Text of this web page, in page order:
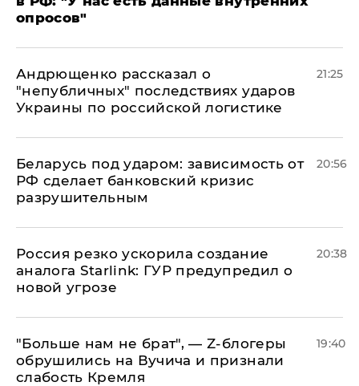
опросов"
Андрющенко рассказал о
"непубличных" последствиях ударов
Украины по российской логистике
21:25
Беларусь под ударом: зависимость от
РФ сделает банковский кризис
разрушительным
20:56
​Россия резко ускорила создание
аналога Starlink: ГУР предупредил о
новой угрозе
20:38
​"Больше нам не брат", — Z-блогеры
обрушились на Вучича и признали
слабость Кремля
19:40